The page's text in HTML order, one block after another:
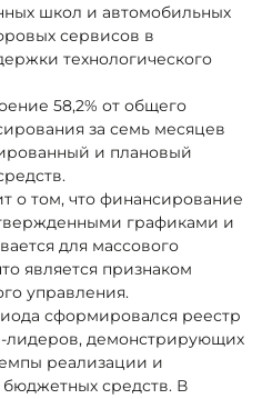
школ и автомобильных
сервисов в
технологического
58,2% от общего
за семь месяцев
и плановый
о том, что финансирование
графиками и
для массового
является признаком
управления.
сформировался реестр
лидеров, демонстрирующих
реализации и
средств. В